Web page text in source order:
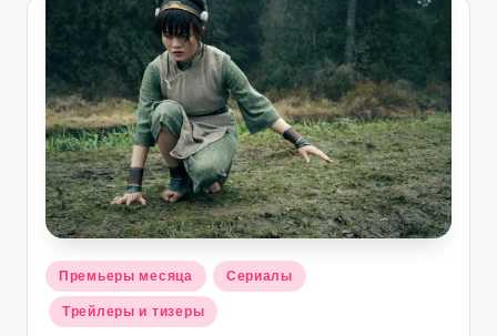
Опубликовано
Премьеры месяца Сериалы
Трейлеры и тизеры